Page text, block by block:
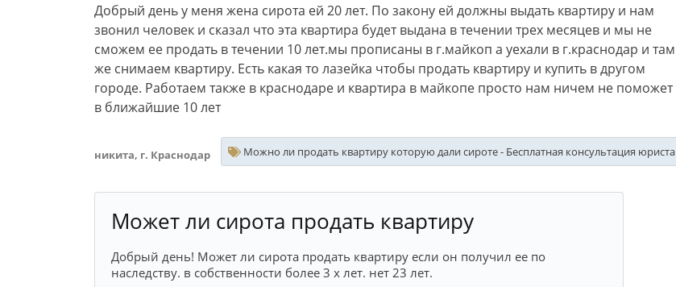
Добрый день у меня жена сирота ей 20 лет. По закону ей должны выдать квартиру и нам
звонил человек и сказал что эта квартира будет выдана в течении трех месяцев и мы не
сможем ее продать в течении 10 лет.мы прописаны в г.майкоп а уехали в г.краснодар и там
же снимаем квартиру. Есть какая то лазейка чтобы продать квартиру и купить в другом
городе. Работаем также в краснодаре и квартира в майкопе просто нам ничем не поможет
в ближайшие 10 лет
никита, г. Краснодар Можно ли продать квартиру которую дали сироте - Бесплатная консультация юриста
Может ли сирота продать квартиру
Добрый день! Может ли сирота продать квартиру если он получил ее по
наследству. в собственности более 3 х лет. нет 23 лет.